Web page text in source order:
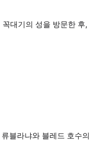
대기의 성을 방문한 후,
블라냐와 블레드 호수의